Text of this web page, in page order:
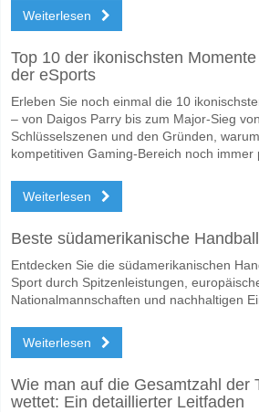
Weiterlesen
Top 10 der ikonischsten
der eSports
Erleben Sie noch einmal die 10
– von Daigos Parry bis zum Major-Sieg
Schlüsselszenen und den Gründen,
kompetitiven Gaming-Bereich noch immer
Weiterlesen
Beste südamerikanische
Entdecken Sie die südamerikanischen
Sport durch Spitzenleistungen,
Nationalmannschaften und nachhaltigen
Weiterlesen
Wie man auf die Gesamtzahl der
wettet: Ein detaillierter Leitfaden